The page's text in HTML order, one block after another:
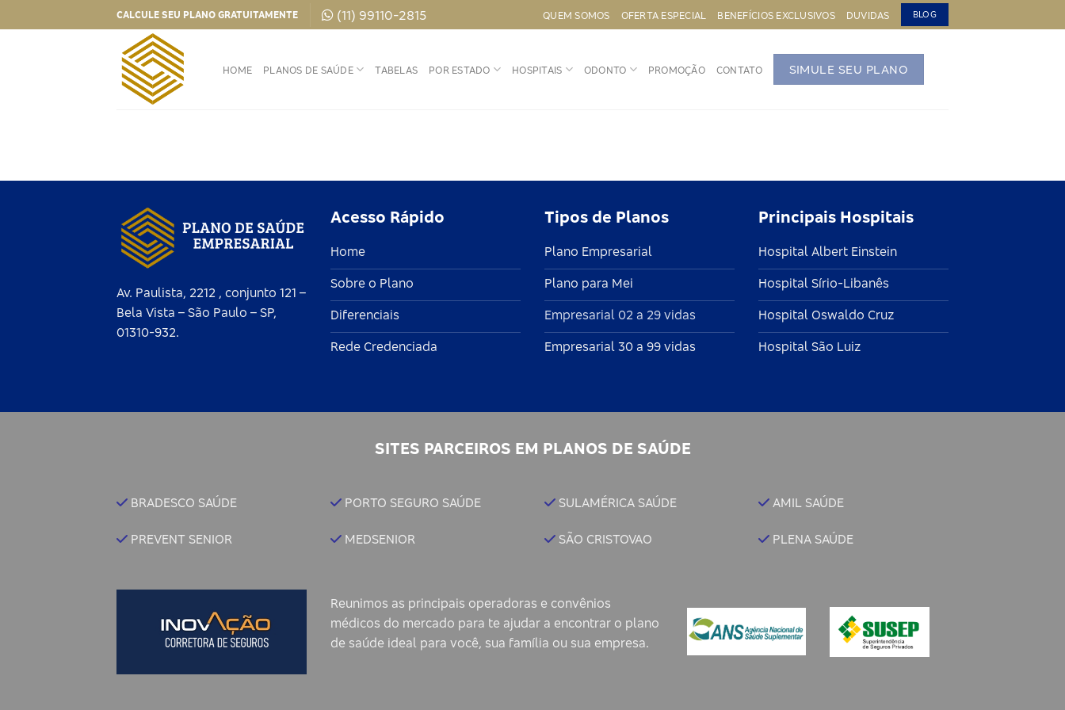
to
CALCULE SEU PLANO GRATUITAMENTE (11) 99110-2815 QUEM SOMOS OFERTA ESPECIAL BENEFÍCIOS EXCLUSIVOS DUVIDAS BLOG
HOME PLANOS DE SAÚDE TABELAS POR ESTADO HOSPITAIS ODONTO PROMOÇÃO CONTATO SIMULE SEU PLANO
Av. Paulista, 2212 , conjunto 121 –
Bela Vista – São Paulo – SP,
01310-932.
Acesso Rápido
Home
Sobre o Plano
Diferenciais
Rede Credenciada
Tipos de Planos
Plano Empresarial
Plano para Mei
Empresarial 02 a 29 vidas
Empresarial 30 a 99 vidas
Principais Hospitais
Hospital Albert Einstein
Hospital Sírio-Libanês
Hospital Oswaldo Cruz
Hospital São Luiz
SITES PARCEIROS EM PLANOS DE SAÚDE
BRADESCO SAÚDE
PREVENT SENIOR
PORTO SEGURO SAÚDE
MEDSENIOR
SULAMÉRICA SAÚDE
SÃO CRISTOVAO
AMIL SAÚDE
PLENA SAÚDE
Reunimos as principais operadoras e convênios
médicos do mercado para te ajudar a encontrar o plano
de saúde ideal para você, sua família ou sua empresa.